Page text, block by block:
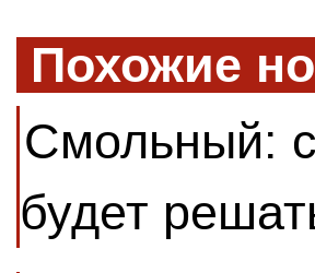
Похожие
Смольный:
будет